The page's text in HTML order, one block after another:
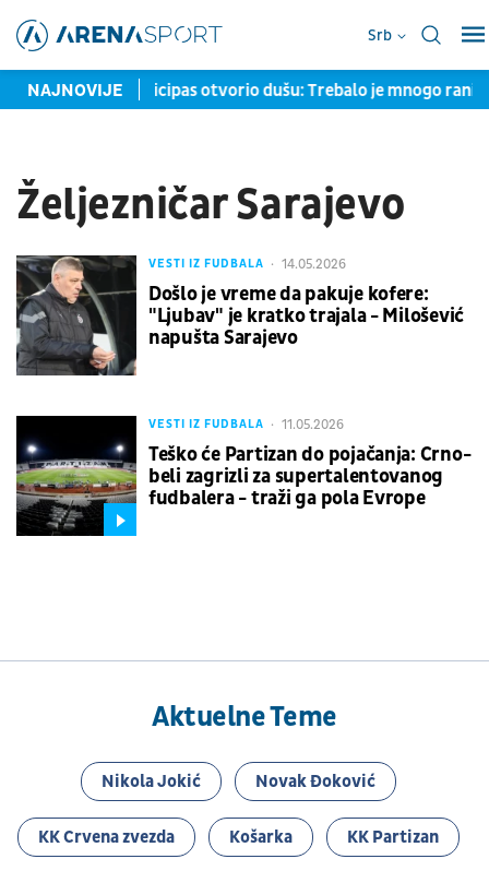
Srb
NAJNOVIJE
je Belgija Cicipas otvorio dušu: Trebalo je mnogo
Željezničar Sarajevo
VESTI IZ FUDBALA 14.05.2026
Došlo je vreme da pakuje kofere:
"Ljubav" je kratko trajala - Milošević
napušta Sarajevo
VESTI IZ FUDBALA 11.05.2026
Teško će Partizan do pojačanja: Crno-
beli zagrizli za supertalentovanog
fudbalera - traži ga pola Evrope
Aktuelne Teme
Nikola Jokić Novak Đoković
KK Crvena zvezda Košarka KK Partizan